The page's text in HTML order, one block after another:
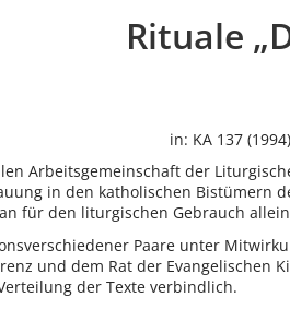
Rituale
in: KA 137
Arbeitsgemeinschaft der
in den katholischen Bistümern
für den liturgischen Gebrauch
Paare unter
und dem Rat der Evangelischen
der Texte verbindlich.